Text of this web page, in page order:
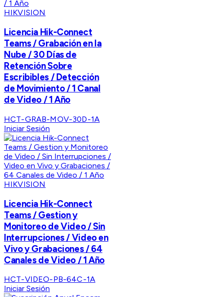
HIKVISION
Licencia Hik-Connect
Teams / Grabación en la
Nube / 30 Días de
Retención Sobre
Escribibles / Detección
de Movimiento / 1 Canal
de Video / 1 Año
HCT-GRAB-MOV-30D-1A
Iniciar Sesión
HIKVISION
Licencia Hik-Connect
Teams / Gestion y
Monitoreo de Video / Sin
Interrupciones / Video en
Vivo y Grabaciones / 64
Canales de Video / 1 Año
HCT-VIDEO-PB-64C-1A
Iniciar Sesión